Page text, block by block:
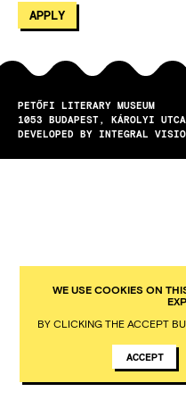
PETŐFI LITERARY MUSEUM
1053
BUDAPEST
KÁROLYI
DEVELOPED BY INTEGRAL
WE USE COOKIES ON
BY CLICKING THE ACCEPT
ACCEPT